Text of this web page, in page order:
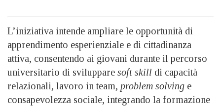
L’iniziativa intende ampliare le opportunità di
apprendimento esperienziale e di cittadinanza
attiva, consentendo ai giovani durante il percorso
universitario di sviluppare soft skill di capacità
relazionali, lavoro in team, problem solving e
consapevolezza sociale, integrando la formazione